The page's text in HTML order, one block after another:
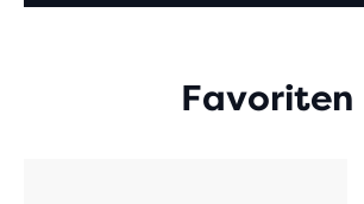
Favoriten